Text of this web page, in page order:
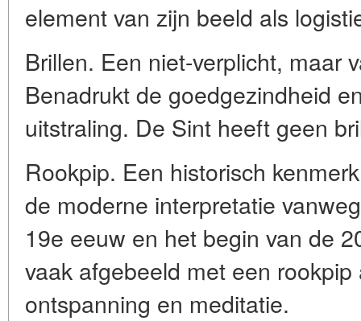
element van zijn beeld als
Brillen. Een niet-verplicht, maar
Benadrukt de goedgezindheid
uitstraling. De Sint heeft geen
Rookpip. Een historisch
de moderne interpretatie
19e eeuw en het begin van de
vaak afgebeeld met een
ontspanning en meditatie.